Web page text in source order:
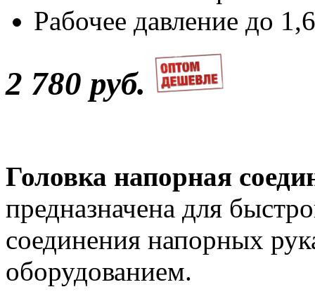
Рабочее давление до
2 780 руб.
Головка напорная
предназначена для
соединения напорных
оборудованием.